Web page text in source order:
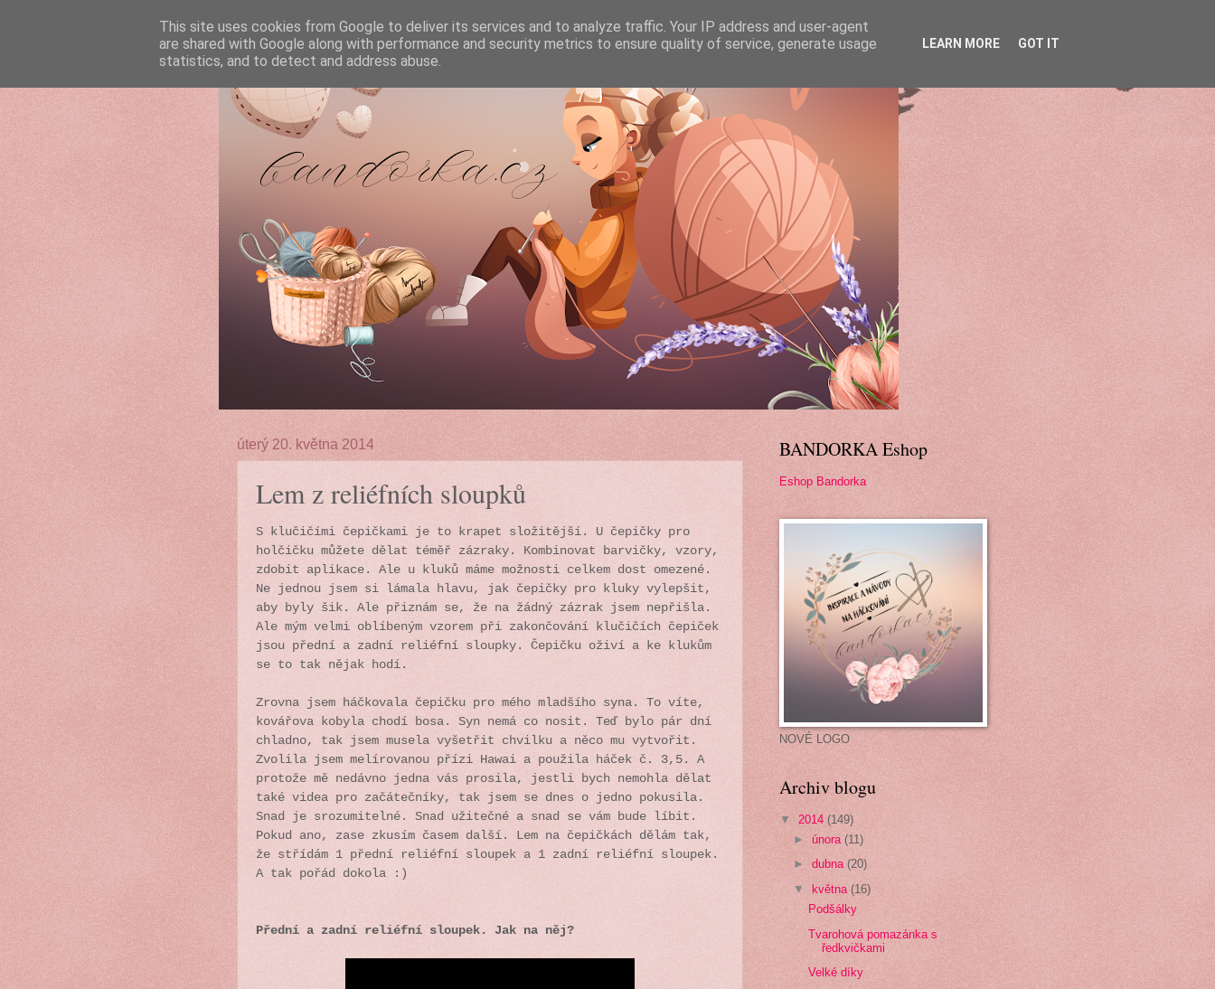
úterý 20. května 2014
Lem z reliéfních sloupků
S klučičími čepičkami je to krapet složitější. U čepičky pro
holčičku můžete dělat téměř zázraky. Kombinovat barvičky, vzory,
zdobit aplikace. Ale u kluků máme možnosti celkem dost omezené.
Ne jednou jsem si lámala hlavu, jak čepičky pro kluky vylepšit,
aby byly šik. Ale přiznám se, že na žádný zázrak jsem nepřišla.
Ale mým velmi oblíbeným vzorem při zakončování klučičích čepiček
jsou přední a zadní reliéfní sloupky. Čepičku oživí a ke klukům
se to tak nějak hodí.
Zrovna jsem háčkovala čepičku pro mého mladšího syna. To víte,
kovářova kobyla chodí bosa. Syn nemá co nosit. Teď bylo pár dní
chladno, tak jsem musela vyšetřit chvilku a něco mu vytvořit.
Zvolila jsem melírovanou přízi Hawai a použila háček č. 3,5. A
protože mě nedávno jedna vás prosila, jestli bych nemohla dělat
také videa pro začátečníky, tak jsem se dnes o jedno pokusila.
Snad je srozumitelné. Snad užitečné a snad se vám bude líbit.
Pokud ano, zase zkusím časem další. Lem na čepičkách dělám tak,
že střídám 1 přední reliéfní sloupek a 1 zadní reliéfní sloupek.
A tak pořád dokola :)
Přední a zadní reliéfní sloupek. Jak na něj?
BANDORKA Eshop
Eshop Bandorka
NOVÉ LOGO
Archiv blogu
▼ 2014 (149)
►února(11)
►dubna(20)
▼května(16)
Podšálky
Tvarohová pomazánka s
ředkvičkami
Velké díky
This site uses cookies from Google to deliver its services and to analyze traffic. Your IP address and user-agent
are shared with Google along with performance and security metrics to ensure quality of service, generate usage
statistics, and to detect and address abuse.
LEARN MORE GOT IT